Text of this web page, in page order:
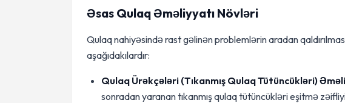
Əsas Qulaq Əməliyyatı Növləri
Qulaq nahiyəsində rast gəlinən problemlərin aradan
aşağıdakılardır:
Qulaq Ürəkçələri (Tıkanmış Qulaq Tütüncükləri)
sonradan yaranan tıkanmış qulaq tütüncükləri eşitmə